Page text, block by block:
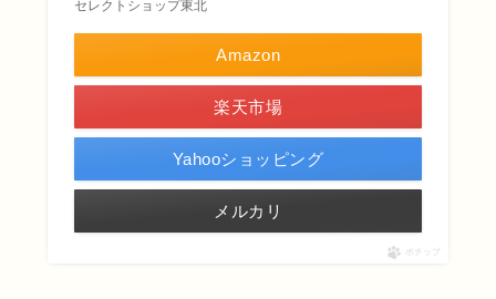
セレクトショップ東北
Amazon
楽天市場
Yahooショッピング
メルカリ
ポチップ